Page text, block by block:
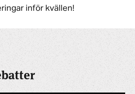
inför kvällen!